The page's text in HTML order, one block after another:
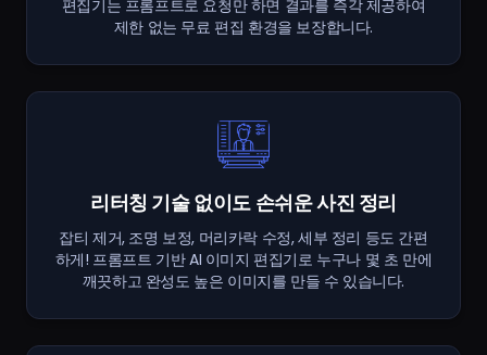
편집기는 프롬프트로 요청만 하면 결과를 즉각 제공하여
제한 없는 무료 편집 환경을 보장합니다.
리터칭 기술 없이도 손쉬운 사진 정리
잡티 제거, 조명 보정, 머리카락 수정, 세부 정리 등도 간편
하게! 프롬프트 기반 AI 이미지 편집기로 누구나 몇 초 만에
깨끗하고 완성도 높은 이미지를 만들 수 있습니다.